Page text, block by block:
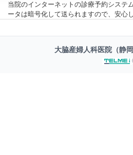
当院のインターネットの診療予約システ
ータは暗号化して送られますので、安心
大脇産婦人科医院（静岡